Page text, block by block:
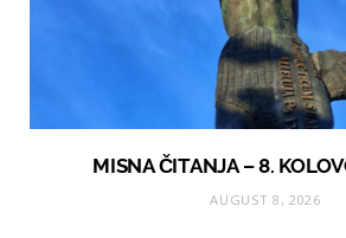
MISNA ČITANJA – 8.
AUGUST 8, 2026